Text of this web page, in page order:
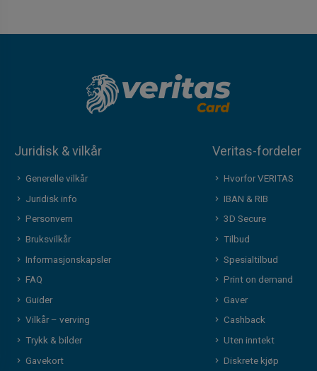
Juridisk & vilkår
Generelle vilkår
Juridisk info
Personvern
Bruksvilkår
Informasjonskapsler
FAQ
Guider
Vilkår – verving
Trykk & bilder
Gavekort
Veritas-fordeler
Hvorfor VERITAS
IBAN & RIB
3D Secure
Tilbud
Spesialtilbud
Print on demand
Gaver
Cashback
Uten inntekt
Diskrete kjøp